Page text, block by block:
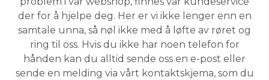
der for å hjelpe deg. Her er vi ikke lenger enn en
samtale unna, så nøl ikke med å løfte av røret og
ring til oss. Hvis du ikke har noen telefon for
hånden kan du alltid sende oss en e-post eller
sende en melding via vårt kontaktskjema, som du